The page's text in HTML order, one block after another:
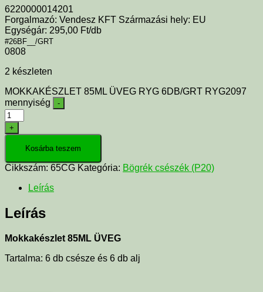
6220000014201
Forgalmazó: Vendesz KFT Származási hely: EU
Egységár: 295,00 Ft/db
#26BF__/GRT
0808
2 készleten
MOKKAKÉSZLET 85ML ÜVEG RYG 6DB/GRT RYG2097
mennyiség
-
+
Kosárba teszem
Cikkszám: 65CG Kategória: Bögrék csészék (P20)
Leírás
Leírás
Mokkakészlet 85ML ÜVEG
Tartalma: 6 db csésze és 6 db alj